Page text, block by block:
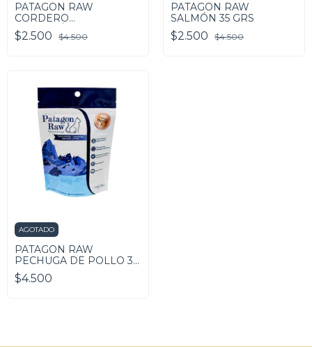
PATAGON RAW
CORDERO
MAGALLÁNICO 35 GRS
$2.500 $4.500
PATAGON RAW
SALMÓN 35 GRS
$2.500 $4.500
AGOTADO
PATAGON RAW
PECHUGA DE POLLO 35
GRS
$4.500